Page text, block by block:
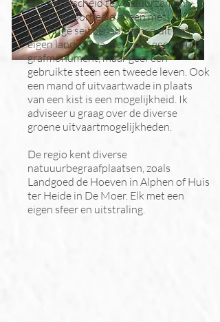
om een afscheid te verduurzamen.
Werk bijvoorbeeld alleen met
prachtige seizoensbloemen uit ons
eigen land. Of ga niet voor een nieuw
grafmonument, maar geef een
gebruikte steen een tweede leven. Ook
een mand of uitvaartwade in plaats
van een kist is een mogelijkheid. Ik
adviseer u graag over de diverse
groene uitvaartmogelijkheden.
De regio kent diverse
natuuurbegraafplaatsen, zoals
Landgoed de Hoeven in Alphen of Huis
ter Heide in De Moer. Elk met een
eigen sfeer en uitstraling.